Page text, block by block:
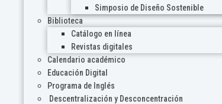
Simposio de Diseño Sostenible
Biblioteca
Catálogo en línea
Revistas digitales
Calendario académico
Educación Digital
Programa de Inglés
Descentralización y Desconcentración